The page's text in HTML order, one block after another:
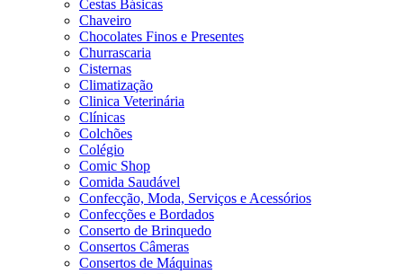
Cestas Básicas
Chaveiro
Chocolates Finos e Presentes
Churrascaria
Cisternas
Climatização
Clinica Veterinária
Clínicas
Colchões
Colégio
Comic Shop
Comida Saudável
Confecção, Moda, Serviços e Acessórios
Confecções e Bordados
Conserto de Brinquedo
Consertos Câmeras
Consertos de Máquinas